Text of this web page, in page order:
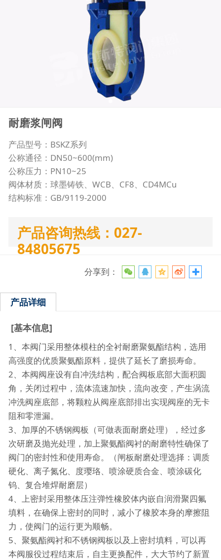
耐磨浆闸阀
产品型号：BSKZ系列
公称通径：DN50~600(mm)
公称压力：PN10~25
阀体材质：球墨铸铁、WCB、CF8、CD4MCu
结构标准：GB/9119-2000
产品咨询热线：027-
84805675
分享到：
产品详细
[基本信息]
1、本阀门采用整体模柱的全衬耐磨聚氨酯结构，选用
高强度的优质聚氨酯原料，提供了延长了磨损寿命。
2、本阀阀座设有自冲洗结构，配合阀板底部大面积圆
角，关闭过程中，流体流速加快，流向改变，产生涡流
冲洗阀座底部，将颗粒从阀座底部排出实现阀座的无卡
阻和零泄漏。
3、加厚的不锈钢阀板（可做表面耐磨处理），经过多
次研磨及抛光处理，加上聚氨酯阀衬的耐磨特性确保了
阀门的密封性和使用寿命。（闸板耐磨处理选择：调质
硬化、离子氮化、度璎珞、喷涂硬质合金、喷涂碳化
钨、复合堆焊耐磨层）
4、上密封采用整体压注弹性橡胶体内嵌自润滑聚四氟
填料，在确保上密封的同时，减小了橡胶本身的摩擦阻
力，使阀门的运行更为顺畅。
5、聚氨酯阀衬和不锈钢阀板以及上密封填料，可以再
本阀服役过程结束后，自主更换配件，大大节约了新置